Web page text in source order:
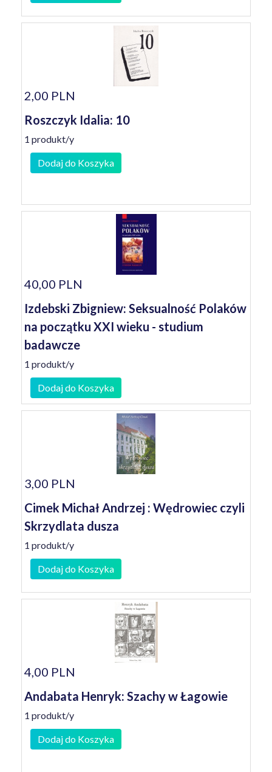
2,00 PLN
Roszczyk Idalia: 10
1 produkt/y
Dodaj do Koszyka
40,00 PLN
Izdebski Zbigniew: Seksualność Polaków
na początku XXI wieku - studium
badawcze
1 produkt/y
Dodaj do Koszyka
3,00 PLN
Cimek Michał Andrzej : Wędrowiec czyli
Skrzydlata dusza
1 produkt/y
Dodaj do Koszyka
4,00 PLN
Andabata Henryk: Szachy w Łagowie
1 produkt/y
Dodaj do Koszyka